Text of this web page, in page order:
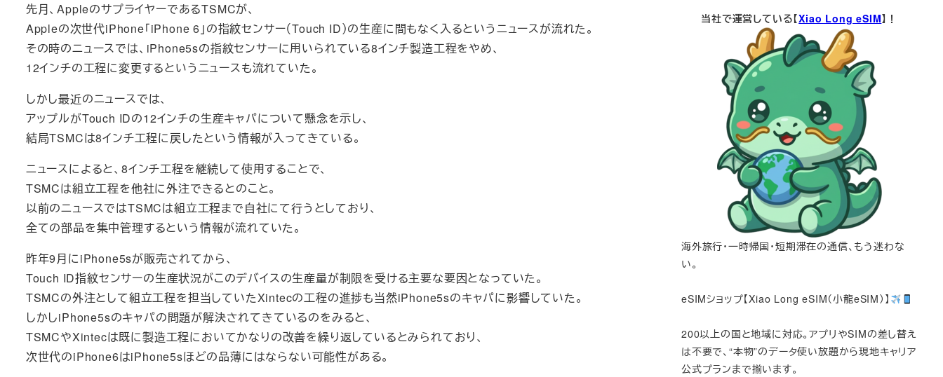
先月、AppleのサプライヤーであるTSMCが、
Appleの次世代iPhone「iPhone 6」の指紋センサー（Touch ID）の生産に間もなく入るというニュースが流れた。
その時のニュースでは、iPhone5sの指紋センサーに用いられている8インチ製造工程をやめ、
12インチの工程に変更するというニュースも流れていた。
しかし最近のニュースでは、
アップルがTouch IDの12インチの生産キャパについて懸念を示し、
結局TSMCは8インチ工程に戻したという情報が入ってきている。
ニュースによると、8インチ工程を継続して使用することで、
TSMCは組立工程を他社に外注できるとのこと。
以前のニュースではTSMCは組立工程まで自社にて行うとしており、
全ての部品を集中管理するという情報が流れていた。
昨年9月にiPhone5sが販売されてから、
Touch ID指紋センサーの生産状況がこのデバイスの生産量が制限を受ける主要な要因となっていた。
TSMCの外注として組立工程を担当していたXintecの工程の進捗も当然iPhone5sのキャパに影響していた。
しかしiPhone5sのキャパの問題が解決されてきているのをみると、
TSMCやXintecは既に製造工程においてかなりの改善を繰り返しているとみられており、
次世代のiPhone6はiPhone5sほどの品薄にはならない可能性がある。
当社で運営している【Xiao Long eSIM】！
海外旅行・一時帰国・短期滞在の通信、もう迷わな
い。
eSIMショップ【Xiao Long eSIM（小龍eSIM）】
200以上の国と地域に対応。アプリやSIMの差し替え
は不要で、“本物”のデータ使い放題から現地キャリア
公式プランまで揃います。